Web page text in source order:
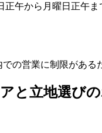
午から月曜日正午ま
の営業に制限がある
と立地選び